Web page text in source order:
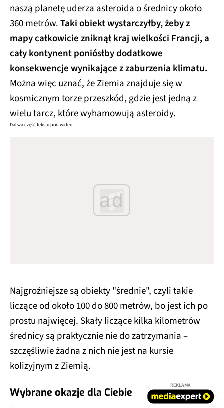
naszą planetę uderza asteroida o średnicy około
360 metrów.Taki obiekt wystarczyłby, żeby z
mapy całkowicie zniknął kraj wielkości Francji, a
cały kontynent poniósłby dodatkowe
konsekwencje wynikające z zaburzenia klimatu.
Można więc uznać, że Ziemia znajduje się w
kosmicznym torze przeszkód, gdzie jest jedną z
wielu tarcz, które wyhamowują asteroidy.
Dalsza część tekstu pod wideo
ad
Najgroźniejsze są obiekty "średnie", czyli takie
liczące od około 100 do 800 metrów, bo jest ich po
prostu najwięcej. Skały liczące kilka kilometrów
średnicy są praktycznie nie do zatrzymania –
szczęśliwie żadna z nich nie jest na kursie
kolizyjnym z Ziemią.
Wybrane okazje dla Ciebie
REKLAMA